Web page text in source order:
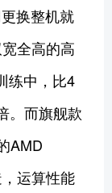
换整机就
全高的高
练中，比4
。而旗舰款
AMD
运算性能